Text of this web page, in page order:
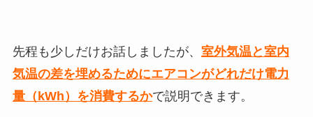
先程も少しだけお話しましたが、 室外気温と室内
気温の差を埋めるためにエアコンがどれだけ電力
量（kWh）を消費するかで説明できます。